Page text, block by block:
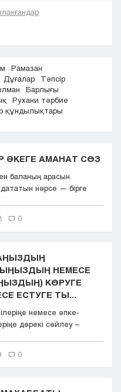
Рамазан
Дұғалар
Тәпсір
Барлығы
Рухани тәрбие
құндылықтары
ӘКЕГЕ АМАНАТ СӨЗ
баланың арасын
нәрсе — бірге
0
НЕМЕСЕ
КӨРУГЕ
ЕСТУГЕ ТЫ...
немесе әпке-
дөрекі сөйлеу –
0